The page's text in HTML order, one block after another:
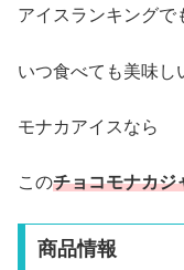
アイスランキングで
いつ食べても美味し
モナカアイスなら
このチョコモナカジ
商品情報